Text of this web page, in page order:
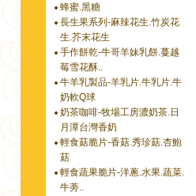
蜂蜜.黑糖
長生果系列-麻辣花生.竹炭花
生.芥末花生
手作餅乾-牛哥羊妹乳餅.蔓越
莓雪花酥..
牛羊乳製品-羊乳片.牛乳片.牛
奶軟Q球
奶茶咖啡-牧場工房濃奶茶.日
月潭台灣香奶
輕食菇脆片-香菇.秀珍菇.杏鮑
菇
輕食蔬果脆片-洋蔥.水果.蔬菜.
牛蒡..